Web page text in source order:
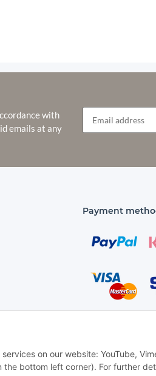
on our website: YouTube,
bottom left corner). For further
with
emails at any
Payment